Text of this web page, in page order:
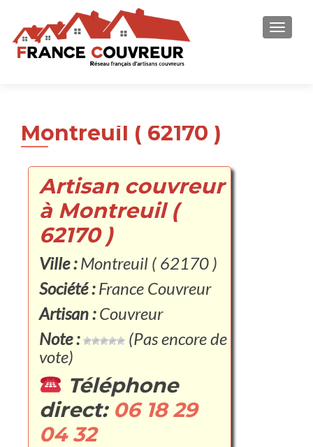
Montreuil ( 62170 )
Artisan couvreur
à Montreuil (
62170 )
Ville :Montreuil ( 62170 )
Société :France Couvreur
Artisan :Couvreur
Note :
(Pas encore de
vote)
Téléphone
direct: 06 18 29
04 32